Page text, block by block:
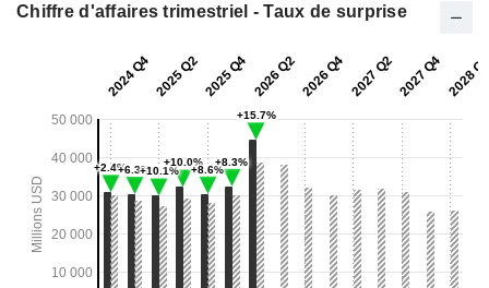
Chiffre d'affaires trimestriel - Taux de surprise